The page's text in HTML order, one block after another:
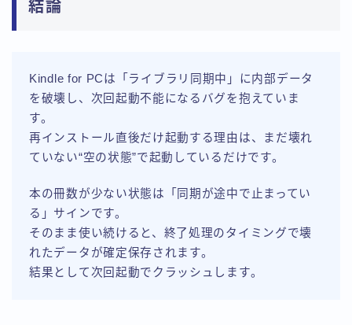
結論
Kindle for PCは「ライブラリ同期中」に内部データ
を破壊し、次回起動不能になるバグを抱えていま
す。
再インストール直後だけ起動する理由は、まだ壊れ
ていない“空の状態”で起動しているだけです。
本の冊数が少ない状態は「同期が途中で止まってい
る」サインです。
そのまま使い続けると、終了処理のタイミングで壊
れたデータが確定保存されます。
結果として次回起動でクラッシュします。